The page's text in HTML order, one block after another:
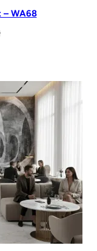
WA68
Z
e
s
c
e
n
:
o
d
7
.